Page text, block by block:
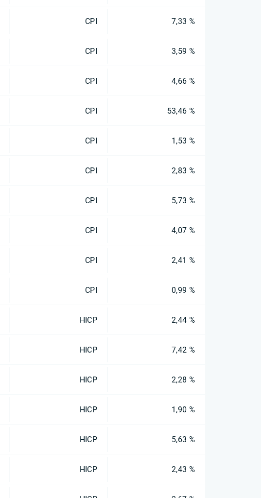
CPI 7,33 %
CPI 3,59 %
CPI 4,66 %
CPI 53,46 %
CPI 1,53 %
CPI 2,83 %
CPI 5,73 %
CPI 4,07 %
CPI 2,41 %
CPI 0,99 %
HICP 2,44 %
HICP 7,42 %
HICP 2,28 %
HICP 1,90 %
HICP 5,63 %
HICP 2,43 %